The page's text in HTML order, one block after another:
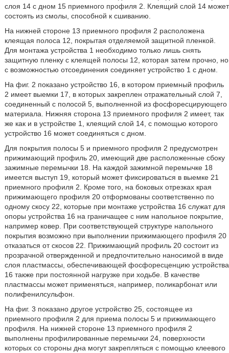
слоя 14 с дном 15 приемного профиля 2. Клеящий слой 14 может
состоять из смолы, способной к сшиванию.
На нижней стороне 13 приемного профиля 2 расположена
клеящая полоса 12, покрытая отделяемой защитной пленкой.
Для монтажа устройства 1 необходимо только лишь снять
защитную пленку с клеящей полосы 12, которая затем прочно, но
с возможностью отсоединения соединяет устройство 1 с дном.
На фиг. 2 показано устройство 16, в котором приемный профиль
2 имеет выемки 17, в которых закреплен отражательный слой 7,
соединенный с полосой 5, выполненной из фосфоресцирующего
материала. Нижняя сторона 13 приемного профиля 2 имеет, так
же как и в устройстве 1, клеящий слой 14, с помощью которого
устройство 16 может соединяться с дном.
Для покрытия полосы 5 и приемного профиля 2 предусмотрен
прижимающий профиль 20, имеющий две расположенные сбоку
зажимные перемычки 18. На каждой зажимной перемычке 18
имеется выступ 19, который может фиксироваться в выемке 21
приемного профиля 2. Кроме того, на боковых отрезках края
прижимающего профиля 20 отформованы соответственно по
одному скосу 22, которые при монтаже устройства 16 служат для
опоры устройства 16 на граничащее с ним напольное покрытие,
например ковер. При соответствующей структуре напольного
покрытия возможно при выполнении прижимающего профиля 20
отказаться от скосов 22. Прижимающий профиль 20 состоит из
прозрачной отвержденной и предпочтительно наносимой в виде
слоя пластмассы, обеспечивающей фосфоресценцию устройства
16 также при постоянной нагрузке при ходьбе. В качестве
пластмассы может применяться, например, поликарбонат или
полифенилсульфон.
На фиг. 3 показано другое устройство 25, состоящее из
приемного профиля 2 для приема полосы 5 и прижимающего
профиля. На нижней стороне 13 приемного профиля 2
выполнены профилированные перемычки 24, поверхности
которых со стороны дна могут закрепляться с помощью клеевого